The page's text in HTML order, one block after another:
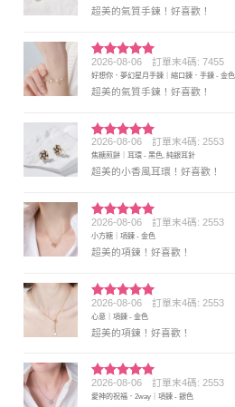
超美的氣質手鍊！好喜歡！
評分5 滿
分 5
2026-08-06 訂單末4碼: 7455
好想你．夢幻星月手鍊｜縮口鍊．手鍊 - 金色
超美的氣質手鍊！好喜歡！
評分5 滿
分 5
2026-08-06 訂單末4碼: 2553
焦糖煎餅｜耳環 - 黑色, 純銀耳針
超美的小香風耳環！好喜歡！
評分5 滿
分 5
2026-08-06 訂單末4碼: 2553
小方糖｜項鍊 - 金色
超美的項鍊！好喜歡！
評分5滿
分 5
2026-08-06 訂單末4碼: 2553
心意｜項鍊 - 金色
超美的項鍊！好喜歡！
評分5 滿
分 5
2026-08-06 訂單末4碼: 2553
愛神的祝福．2way｜項鍊 - 銀色